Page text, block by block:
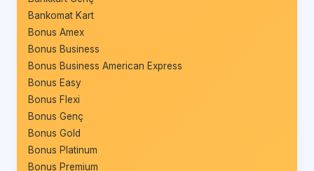
Bankomat Kart
Bonus Amex
Bonus Business
Bonus Business American Express
Bonus Easy
Bonus Flexi
Bonus Genç
Bonus Gold
Bonus Platinum
Bonus Premium